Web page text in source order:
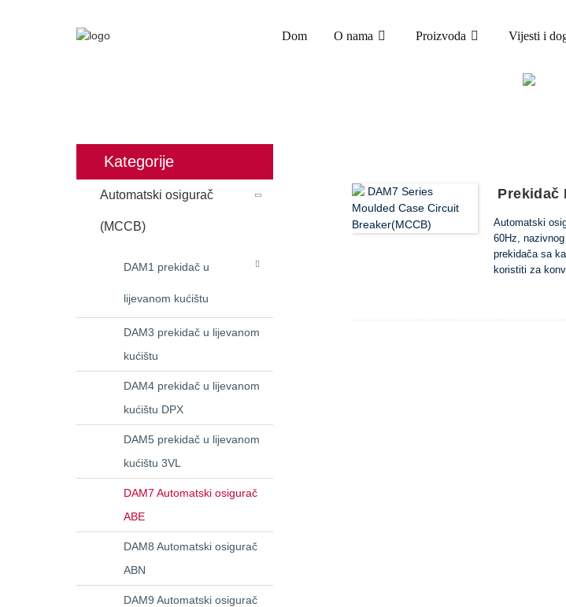
Dom O nama Proizvoda Vijesti i
Kategorije
Automatski osigurač
(MCCB)
DAM1 prekidač u
lijevanom kućištu
DAM3 prekidač u lijevanom
kućištu
DAM4 prekidač u lijevanom
kućištu DPX
DAM5 prekidač u lijevanom
kućištu 3VL
DAM7 Automatski osigurač
ABE
DAM8 Automatski osigurač
ABN
DAM9 Automatski osigurač
Prekidač
Automatski
60Hz,
prekidača sa
koristiti za
dodatne
može